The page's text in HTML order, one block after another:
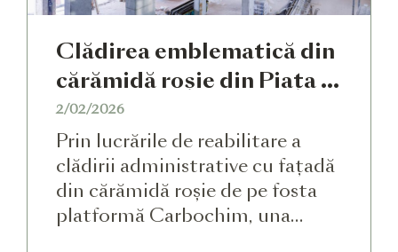
Clădirea emblematică din
cărămidă roșie din Piața 1
Mai, într-o nouă etapă de
transformare
2/02/2026
Prin lucrările de reabilitare a
clădirii administrative cu fațadă
din cărămidă roșie de pe fosta
platformă Carbochim, una